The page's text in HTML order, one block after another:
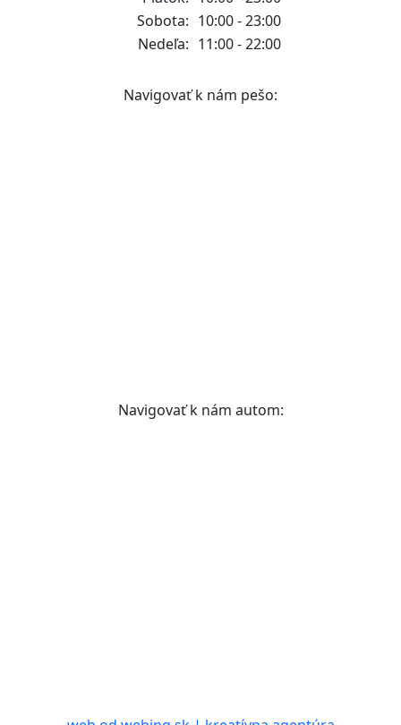
Sobota: 10:00 - 23:00
Nedeľa: 11:00 - 22:00
Navigovať k nám pešo:
Navigovať k nám autom: